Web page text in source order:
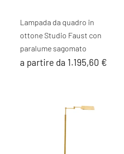
Lampada da quadro in
ottone Studio Faust con
paralume sagomato
a partire da 1.195,60 €